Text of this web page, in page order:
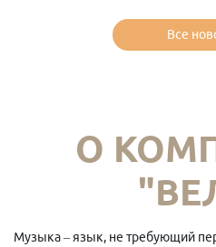
Все
О
Музыка – язык, не требующий